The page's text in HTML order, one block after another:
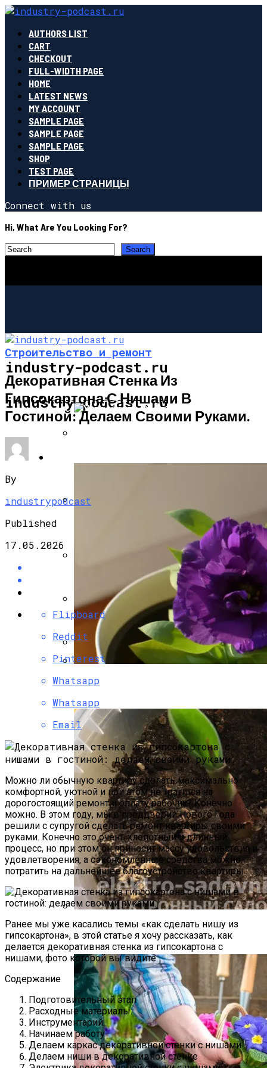
AUTHORS LIST
CART
CHECKOUT
FULL-WIDTH PAGE
HOME
LATEST NEWS
MY ACCOUNT
SAMPLE PAGE
SAMPLE PAGE
SAMPLE PAGE
SHOP
TEST PAGE
ПРИМЕР СТРАНИЦЫ
Connect with us
Hi, What Are You Looking For?
industry-podcast.ru
industry-podcast.ru
СТРОИТЕЛЬСТВО И РЕМОНТ
В Сложных Геодезических Условиях
Короб Для Камина Из Натурального
Дровяная Печка Для Готовки На Даче
Собираем Уличный Камин
Фальш-Камин Своими Руками:
Эустома: Выращивание Из Семян В
Как Прорастить Канны После Зимы –
Фото Инструкция
Строительство и ремонт
Декоративная Стенка Из
Гипсокартона С Нишами В
Гостиной: Делаем Своими Руками.
By
industrypodcast
Published
17.05.2026
Flipboard
Reddit
Pinterest
Whatsapp
Whatsapp
Email
Можно ли обычную квартиру сделать максимально
комфортной, уютной и при этом не тратится на
дорогостоящий ремонт и оплату рабочих? Конечно
можно. В этом году, мы в преддверии Нового Года
решили с супругой сделать ремонт квартиры своими
руками. Конечно это очень хлопотный и длинный
процесс, но при этом он приносит массу удовольствия и
удовлетворения, а сэкономленные средства можно
потратить на дальнейшее благоустройство квартиры.
Ранее мы уже касались темы «как сделать нишу из
гипсокартона», в этой статье я хочу рассказать, как
делается декоративная стенка из гипсокартона с
нишами, фото которой вы видите.
Содержание
Подготовительный этап
Расходные материалы:
Инструментарий:
Начинаем работу
Делаем каркас декоративной стенки с нишами
Делаем ниши в декоративной стенке